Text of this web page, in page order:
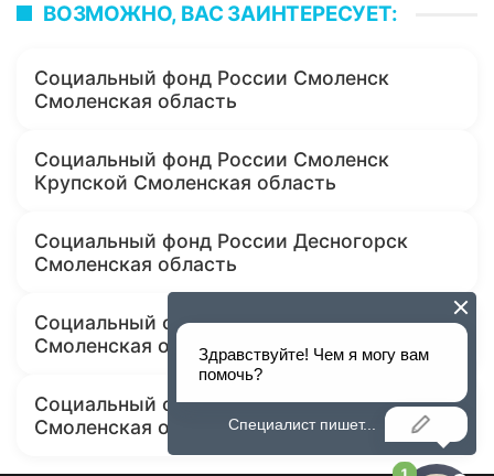
ВОЗМОЖНО, ВАС ЗАИНТЕРЕСУЕТ:
Социальный фонд России Смоленск
Смоленская область
Социальный фонд России Смоленск
Крупской Смоленская область
Социальный фонд России Десногорск
Смоленская область
Социальный фонд России Починок
Смоленская область
Социальный фонд России Демидов
Смоленская область